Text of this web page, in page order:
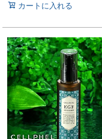
カートに入れる